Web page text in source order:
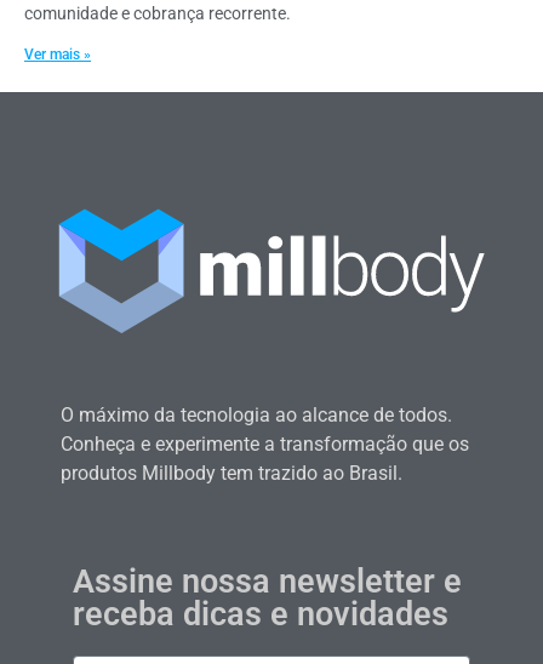
comunidade e cobrança recorrente.
Ver mais »
O máximo da tecnologia ao alcance de todos.
Conheça e experimente a transformação que os
produtos Millbody tem trazido ao Brasil.
Assine nossa newsletter e
receba dicas e novidades